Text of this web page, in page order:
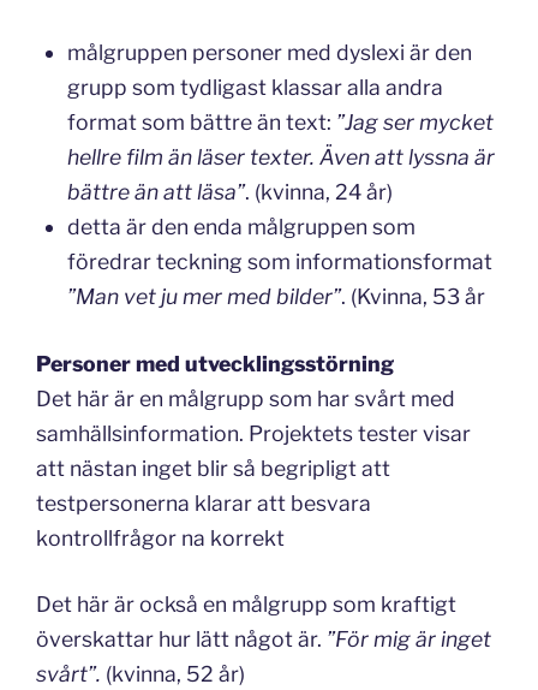
målgruppen personer med dyslexi är den
grupp som tydligast klassar alla andra
format som bättre än text: ”Jag ser mycket
hellre film än läser texter. Även att lyssna är
bättre än att läsa”. (kvinna, 24 år)
detta är den enda målgruppen som
föredrar teckning som informationsformat
”Man vet ju mer med bilder”. (Kvinna, 53 år
Personer med utvecklingsstörning
Det här är en målgrupp som har svårt med
samhällsinformation. Projektets tester visar
att nästan inget blir så begripligt att
testpersonerna klarar att besvara
kontrollfrågor na korrekt
Det här är också en målgrupp som kraftigt
överskattar hur lätt något är. ”För mig är inget
svårt”. (kvinna, 52 år)